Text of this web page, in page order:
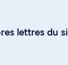
lettres du